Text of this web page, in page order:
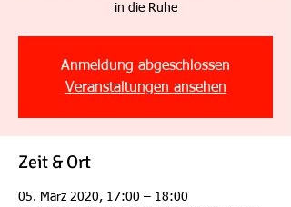
in die Ruhe
Anmeldung abgeschlossen
Veranstaltungen ansehen
Zeit & Ort
05. März 2020, 17:00 – 18:00